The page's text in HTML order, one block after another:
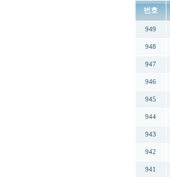
번호
949
948
947
946
945
944
943
942
941